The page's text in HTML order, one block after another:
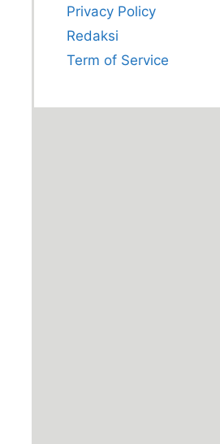
Privacy Policy
Redaksi
Term of Service